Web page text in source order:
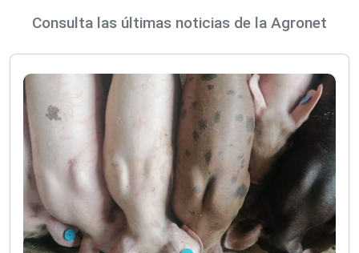
Consulta las últimas noticias de la Agronet